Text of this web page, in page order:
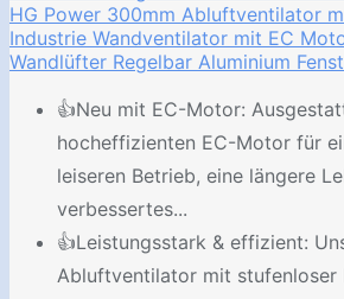
HG Power 300mm Abluftventilator
Industrie Wandventilator mit EC
Wandlüfter Regelbar Aluminium
👍Neu mit EC-Motor:
hocheffizienten EC-Motor für
leiseren Betrieb, eine längere
verbessertes...
👍Leistungsstark & effizient:
Abluftventilator mit stufenloser